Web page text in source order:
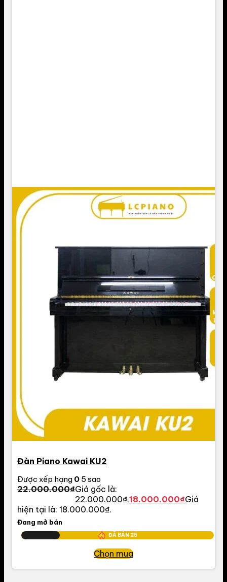
Đàn Piano Kawai KU2
Được xếp hạng 05 sao
22.000.000₫Giá gốc là:
22.000.000₫.18.000.000₫Giá
hiện tại là: 18.000.000₫.
Đang mở bán
ĐÃ BÁN 25
Chọn mua